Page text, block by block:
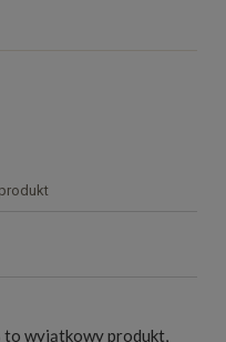
to wyjątkowy produkt,